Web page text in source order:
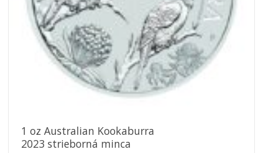
1 oz Australian Kookaburra
2023 strieborná minca